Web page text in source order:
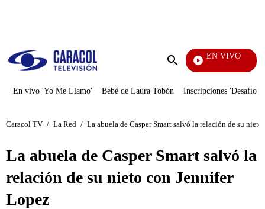
Enviar
EN VIVO
Noticias Caracol
En vivo 'Yo Me Llamo' Bebé de Laura Tobón Inscripciones 'Desafío'
Caracol TV / La Red / La abuela de Casper Smart salvó la relación de su
La abuela de Casper Smart salvó la
relación de su nieto con Jennifer
Lopez